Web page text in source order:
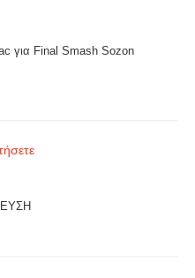
για Final Smash Sozon